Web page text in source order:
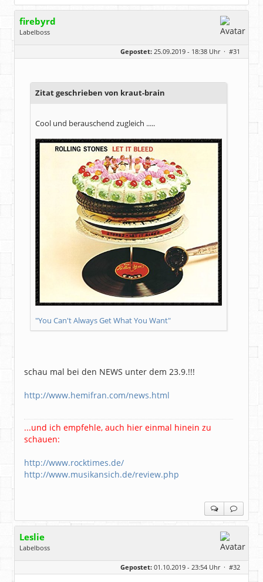
firebyrd
Labelboss
Hausgeburt (Ausgeburt?)
Beiträge:
48869
Gepostet: 25.09.2019 - 18:38 Uhr · #31
Zitat geschrieben von kraut-brain
Cool und berauschend zugleich .....
"You Can't Always Get What You Want"
schau mal bei den NEWS unter dem 23.9.!!!
http://www.hemifran.com/news.html
...und ich empfehle, auch hier einmal hinein zu
schauen:
http://www.rocktimes.de/
http://www.musikansich.de/review.php
Leslie
Labelboss
Geschlecht:
keine Angabe
in der Mitte zwischen Kölnarena und Festhalle Ffm
Beiträge:
48743
Gepostet: 01.10.2019 - 23:54 Uhr · #32